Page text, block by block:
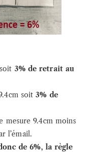
3% de retrait au
soit3% de
mesure 9.4cm moins
l’émail.
de 6%, la règle